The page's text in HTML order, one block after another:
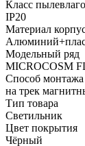
Класс
IP20
Материал
Модельный ряд
MICROCOSM
Способ монтажа
на трек
Тип товара
Светильник
Цвет покрытия
Чёрный